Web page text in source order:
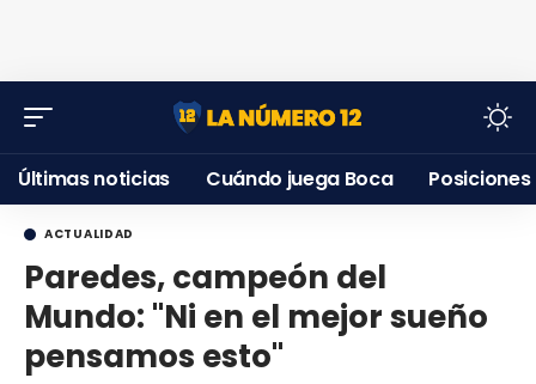
Últimas noticias Cuándo juega Boca Posiciones
ACTUALIDAD
Paredes, campeón del
Mundo: "Ni en el mejor sueño
pensamos esto"